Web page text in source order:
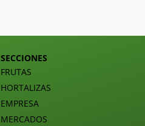
SECCIONES
FRUTAS
HORTALIZAS
EMPRESA
MERCADOS